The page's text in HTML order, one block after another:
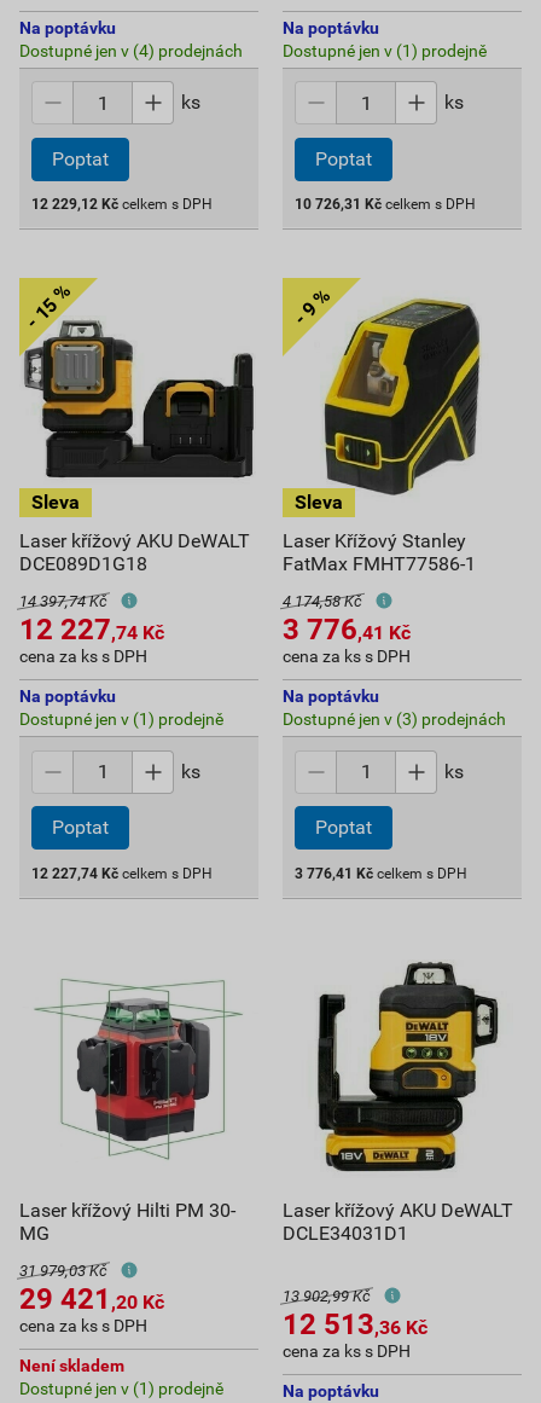
Na poptávku
Dostupné jen v (4) prodejnách
ks
Poptat
12 229,12 Kč celkem s DPH
Na poptávku
Dostupné jen v (1) prodejně
ks
Poptat
10 726,31 Kč celkem s DPH
Laser křížový AKU DeWALT
DCE089D1G18
14 397,74 Kč
12 227,74 Kč
cena za ks s DPH
Na poptávku
Dostupné jen v (1) prodejně
ks
Poptat
12 227,74 Kč celkem s DPH
Laser Křížový Stanley
FatMax FMHT77586-1
4 174,58 Kč
3 776,41 Kč
cena za ks s DPH
Na poptávku
Dostupné jen v (3) prodejnách
ks
Poptat
3 776,41 Kč celkem s DPH
Laser křížový Hilti PM 30-
MG
31 979,03 Kč
29 421 ,20 Kč
cena za ks s DPH
Není skladem
Dostupné jen v (1) prodejně
Laser křížový AKU DeWALT
DCLE34031D1
13 902,99 Kč
12 513,36 Kč
cena za ks s DPH
Na poptávku